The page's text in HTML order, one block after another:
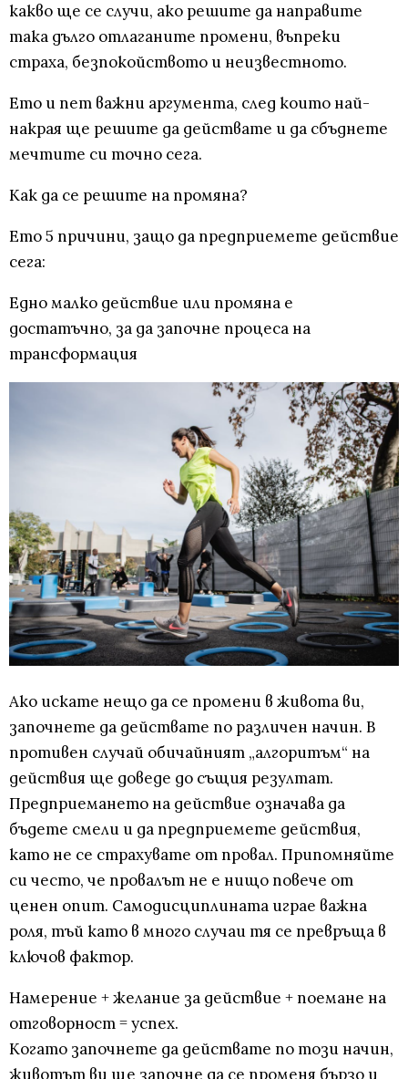
какво ще се случи, ако решите да направите
така дълго отлаганите промени, въпреки
страха, безпокойството и неизвестното.
Ето и пет важни аргумента, след които най-
накрая ще решите да действате и да сбъднете
мечтите си точно сега.
Как да се решите на промяна?
Ето 5 причини, защо да предприемете действие
сега:
Едно малко действие или промяна е
достатъчно, за да започне процеса на
трансформация
Ако искате нещо да се промени в живота ви,
започнете да действате по различен начин. В
противен случай обичайният „алгоритъм“ на
действия ще доведе до същия резултат.
Предприемането на действие означава да
бъдете смели и да предприемете действия,
като не се страхувате от провал. Припомняйте
си често, че провалът не е нищо повече от
ценен опит. Самодисциплината играе важна
роля, тъй като в много случаи тя се превръща в
ключов фактор.
Намерение + желание за действие + поемане на
отговорност = успех.
Когато започнете да действате по този начин,
животът ви ще започне да се променя бързо и